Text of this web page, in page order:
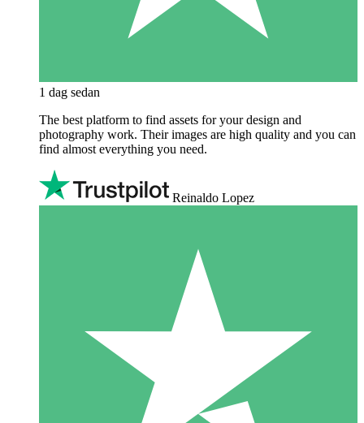
1 dag sedan
The best platform to find assets for your design and
photography work. Their images are high quality and you can
find almost everything you need.
Reinaldo Lopez